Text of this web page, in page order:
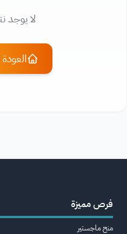
لا يوجد
فرص مميزة
منح ماجستير